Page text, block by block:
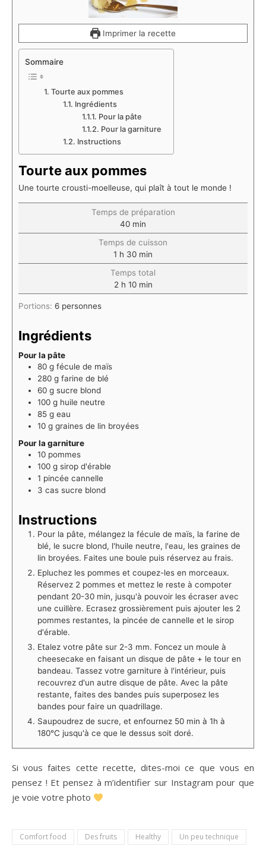
Imprimer la recette
Sommaire
Tourte aux pommes
Ingrédients
Pour la pâte
Pour la garniture
Instructions
Tourte aux pommes
Une tourte crousti-moelleuse, qui plaît à tout le monde !
Temps de préparation
40 min
Temps de cuisson
1 h 30 min
Temps total
2 h 10 min
Portions: 6 personnes
Ingrédients
Pour la pâte
80 g fécule de maïs
280 g farine de blé
60 g sucre blond
100 g huile neutre
85 g eau
10 g graines de lin broyées
Pour la garniture
10 pommes
100 g sirop d'érable
1 pincée cannelle
3 cas sucre blond
Instructions
Pour la pâte, mélangez la fécule de maïs, la farine de
blé, le sucre blond, l'huile neutre, l'eau, les graines de
lin broyées. Faites une boule puis réservez au frais.⁠
Epluchez les pommes et coupez-les en morceaux.
Réservez 2 pommes et mettez le reste à compoter
pendant 20-30 min, jusqu'à pouvoir les écraser avec
une cuillère. Ecrasez grossièrement puis ajouter les 2
pommes restantes, la pincée de cannelle et le sirop
d'érable.
Etalez votre pâte sur 2-3 mm. Foncez un moule à
cheesecake en faisant un disque de pâte + le tour en
bandeau. Tassez votre garniture à l'intérieur, puis
recouvrez d'un autre disque de pâte. Avec la pâte
restante, faites des bandes puis superposez les
bandes pour faire un quadrillage.
Saupoudrez de sucre, et enfournez 50 min à 1h à
180°C jusqu'à ce que le dessus soit doré. ⁠
Si vous faites cette recette, dites-moi ce que vous en
pensez ! Et pensez à m’identifier sur Instagram pour que
je voie votre photo
Comfort food Des fruits Healthy Un peu technique